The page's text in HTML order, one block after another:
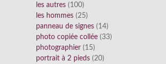
les autres (100)
les hommes (25)
panneau de signes (14)
photo copiée collée (33)
photographier (15)
portrait à 2 pieds (20)